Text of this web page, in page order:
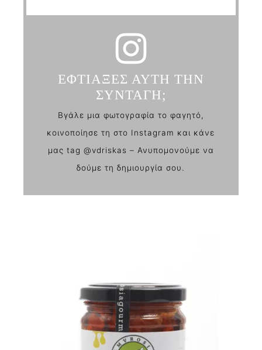
ΕΦΤΙΑΞΕΣ ΑΥΤΗ ΤΗΝ
ΣΥΝΤΑΓΗ;
Βγάλε μια φωτογραφία το φαγητό,
κοινοποίησε τη στο Instagram και κάνε
μας tag @vdriskas – Ανυπομονούμε να
δούμε τη δημιουργία σου.